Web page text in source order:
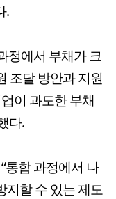
.
정에서 부채가 크
조달 방안과 지원
이 과도한 부채
다.
통합 과정에서 나
지할 수 있는 제도